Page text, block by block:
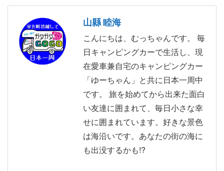
山縣 睦海
こんにちは、むっちゃんです。 毎
日キャンピングカーで生活し、現
在愛車兼自宅のキャンピングカー
「ゆーちゃん」と共に日本一周中
です。 旅を始めてから出来た面白
い友達に囲まれて、毎日小さな幸
せに囲まれています。好きな景色
は海沿いです。あなたの街の海に
も出没するかも!?